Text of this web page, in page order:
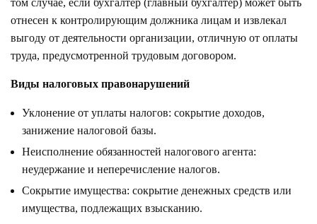
том случае, если бухгалтер (главный бухгалтер) может быть
отнесен к контролирующим должника лицам и извлекал
выгоду от деятельности организации, отличную от оплаты
труда, предусмотренной трудовым договором.
Виды налоговых правонарушений
Уклонение от уплаты налогов: сокрытие доходов,
занижение налоговой базы.
Неисполнение обязанностей налогового агента:
неудержание и неперечисление налогов.
Сокрытие имущества: сокрытие денежных средств или
имущества, подлежащих взысканию.